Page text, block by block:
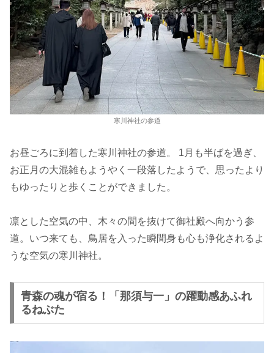
寒川神社の参道
お昼ごろに到着した寒川神社の参道。 1月も半ばを過ぎ、
お正月の大混雑もようやく一段落したようで、思ったより
もゆったりと歩くことができました。
凛とした空気の中、木々の間を抜けて御社殿へ向かう参
道。いつ来ても、鳥居を入った瞬間身も心も浄化されるよ
うな空気の寒川神社。
青森の魂が宿る！「那須与一」の躍動感あふれ
るねぶた